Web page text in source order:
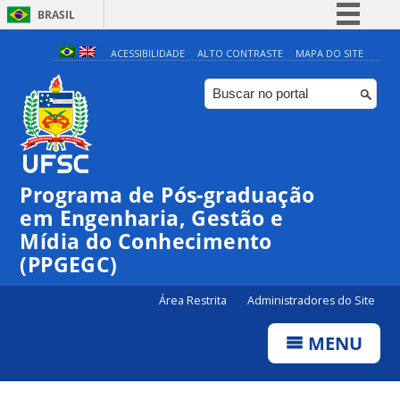
BRASIL
Simplifique!
Comunica BR
Participe
Canais
ACESSIBILIDADE ALTO CONTRASTE MAPA DO SITE
Programa de Pós-graduação
em Engenharia, Gestão e
Mídia do Conhecimento
(PPGEGC)
Área Restrita Administradores do Site
MENU